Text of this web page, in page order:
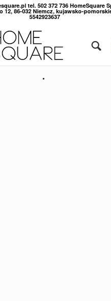
tel. 502 372 736 HomeSquare
12, 86-032 Niemcz, kujawsko-
5542923637